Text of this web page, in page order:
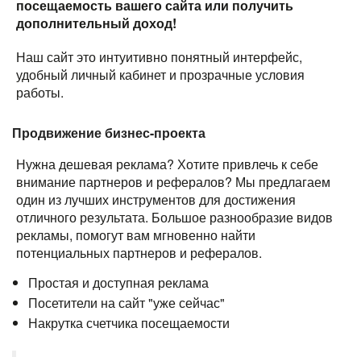
посещаемость вашего сайта или получить
дополнительный доход!
Наш сайт это интуитивно понятный интерфейс,
удобный личный кабинет и прозрачные условия
работы.
Продвижение бизнес-проекта
Нужна дешевая реклама? Хотите привлечь к себе
внимание партнеров и рефералов? Мы предлагаем
один из лучших инструментов для достижения
отличного результата. Большое разнообразие видов
рекламы, помогут вам мгновенно найти
потенциальных партнеров и рефералов.
Простая и доступная реклама
Посетители на сайт "уже сейчас"
Накрутка счетчика посещаемости